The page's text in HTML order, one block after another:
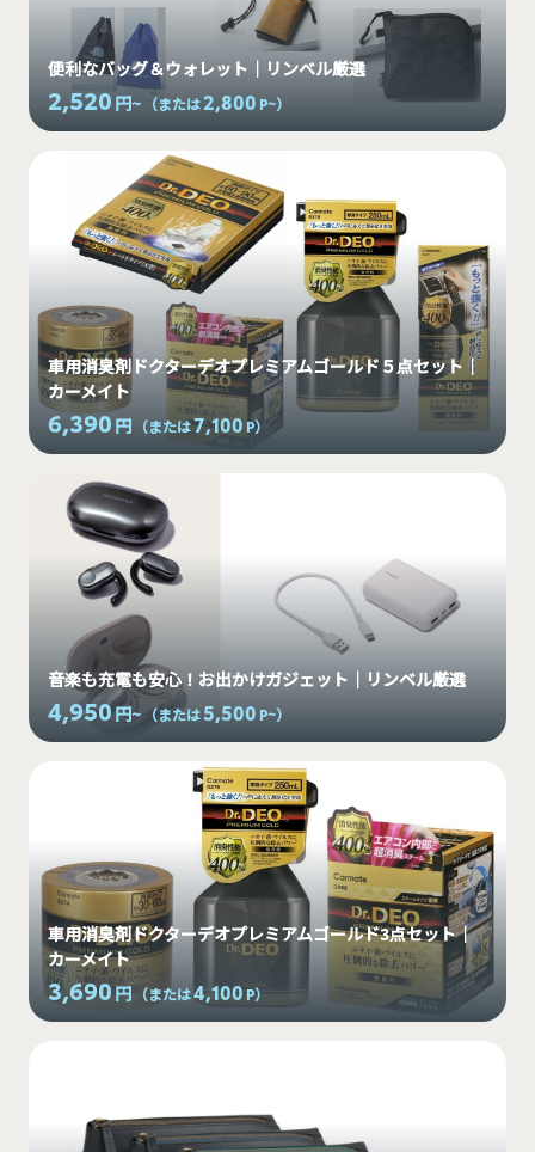
便利なバッグ＆ウォレット｜リンベル厳選
2,520 円~ （または2,800 P~）
車用消臭剤ドクターデオプレミアムゴールド５点セット｜
カーメイト
6,390円 （または7,100 P）
音楽も充電も安心！お出かけガジェット｜リンベル厳選
4,950円~ （または5,500 P~）
車用消臭剤ドクターデオプレミアムゴールド3点セット｜
カーメイト
3,690円 （または4,100P）